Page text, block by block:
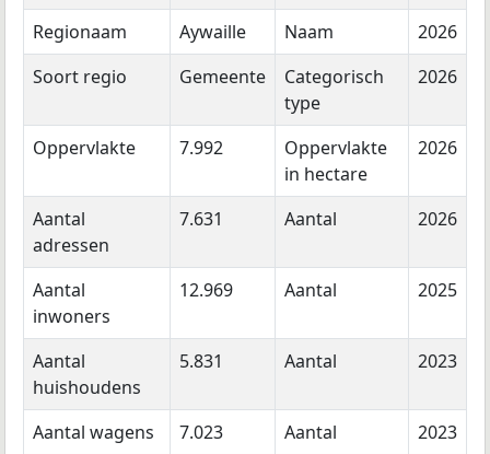
Regionaam
Aywaille Naam
2026
Soort regio
Gemeente
Categorisch
type
2026
Oppervlakte 7.992
Oppervlakte
in hectare
2026
Aantal
adressen
7.631 Aantal 2026
Aantal
inwoners
12.969 Aantal 2025
Aantal
huishoudens
5.831 Aantal 2023
Aantal wagens 7.023 Aantal
2023